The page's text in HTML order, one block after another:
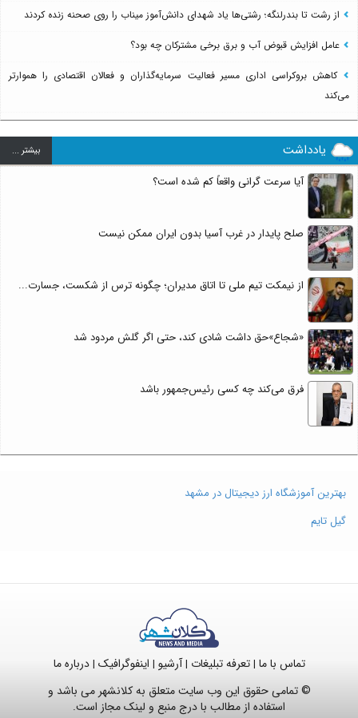
از رشت تا بندرلنگه؛ رشتی‌ها یاد شهدای دانش‌آموز میناب را روی صحنه زنده کردند
عامل افزایش قبوض آب و برق برخی مشترکان چه بود؟
کاهش بروکراسی اداری مسیر فعالیت سرمایه‌گذاران و فعالان اقتصادی را هموارتر
می‌کند
یادداشت بيشتر ...
آیا سرعت گرانی واقعاً کم شده است؟
صلح پایدار در غرب آسیا بدون ایران ممکن نیست
از نیمکت تیم ملی تا اتاق مدیران؛ چگونه ترس از شکست، جسارت...
«شجاع»حق داشت شادی کند، حتی اگر گلش مردود شد
فرق می‌کند چه کسی رئیس‌جمهور باشد
بهترین آموزشگاه ارز دیجیتال در مشهد
گیل تایم
تماس با ما |تعرفه تبلیغات |آرشیو | اینفوگرافیک |درباره ما
© تمامی حقوق این وب سایت متعلق به کلانشهر می باشد و
استفاده از مطالب با درج منبع و لینک مجاز است.